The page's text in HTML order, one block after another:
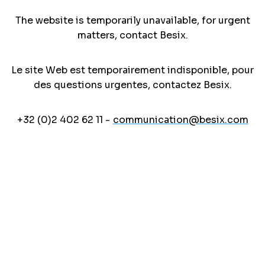
The website is temporarily unavailable, for urgent
matters, contact Besix.
Le site Web est temporairement indisponible, pour
des questions urgentes, contactez Besix.
+32 (0)2 402 62 11 - communication@besix.com